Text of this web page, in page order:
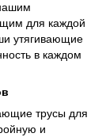
для каждой
утягивающие
в каждом
трусы для
и